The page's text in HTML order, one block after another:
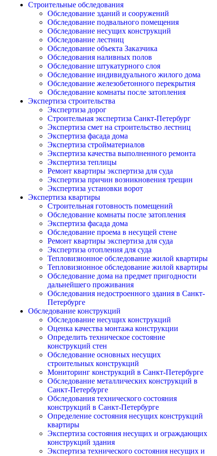
Строительные обследования
Обследование зданий и сооружений
Обследование подвального помещения
Обследование несущих конструкций
Обследование лестниц
Обследование объекта Заказчика
Обследования наливных полов
Обследование штукатурного слоя
Обследование индивидуального жилого дома
Обследование железобетонного перекрытия
Обследование комнаты после затопления
Экспертиза строительства
Экспертиза дорог
Строительная экспертиза Санкт-Петербург
Экспертиза смет на строительство лестниц
Экспертиза фасада дома
Экспертиза стройматериалов
Экспертиза качества выполненного ремонта
Экспертиза теплицы
Ремонт квартиры экспертиза для суда
Экспертиза причин возникновения трещин
Экспертиза установки ворот
Экспертиза квартиры
Строительная готовность помещений
Обследование комнаты после затопления
Экспертиза фасада дома
Обследование проема в несущей стене
Ремонт квартиры экспертиза для суда
Экспертиза отопления для суда
Тепловизионное обследование жилой квартиры
Тепловизионное обследование жилой квартиры
Обследование дома на предмет пригодности
дальнейшего проживания
Обследования недостроенного здания в Санкт-
Петербурге
Обследование конструкций
Обследование несущих конструкций
Оценка качества монтажа конструкции
Определить техническое состояние
конструкций стен
Обследование основных несущих
строительных конструкций
Мониторинг конструкций в Санкт-Петербурге
Обследование металлических конструкций в
Санкт-Петербурге
Обследования технического состояния
конструкций в Санкт-Петербурге
Определение состояния несущих конструкций
квартиры
Экспертиза состояния несущих и ограждающих
конструкций здания
Экспертиза технического состояния несущих и